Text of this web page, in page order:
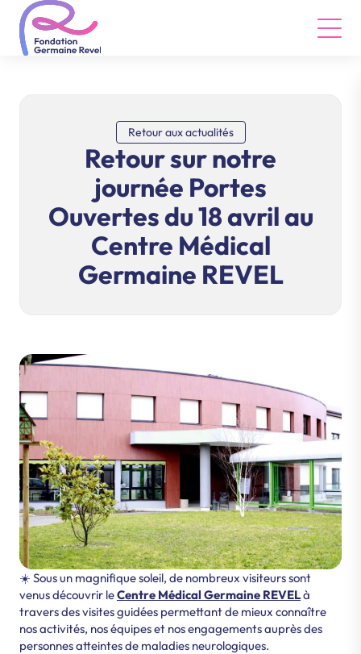
Revenir à l'accueil du site Fondation Germaine Revel
Retour aux actualités
Retour sur notre
journée Portes
Ouvertes du 18 avril au
Centre Médical
Germaine REVEL
☀️ Sous un magnifique soleil, de nombreux visiteurs sont
venus découvrir leCentre Médical Germaine REVELà
travers des visites guidées permettant de mieux connaître
nos activités, nos équipes et nos engagements auprès des
personnes atteintes de maladies neurologiques.